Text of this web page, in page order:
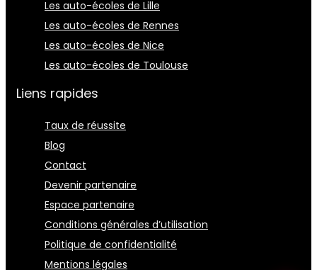
Les auto-écoles de Lille
Les auto-écoles de Rennes
Les auto-écoles de Nice
Les auto-écoles de Toulouse
Liens rapides
Taux de réussite
Blog
Contact
Devenir partenaire
Espace partenaire
Conditions générales d’utilisation
Politique de confidentialité
Mentions légales